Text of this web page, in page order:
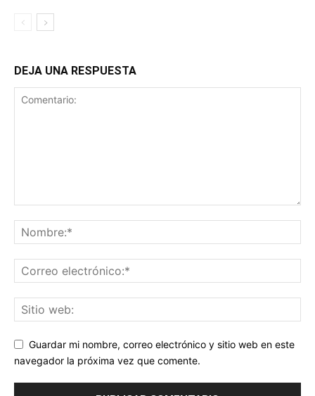
DEJA UNA RESPUESTA
Guardar mi nombre, correo electrónico y sitio web en este
navegador la próxima vez que comente.